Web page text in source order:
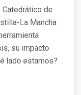
Catedrático de
La Mancha
su impacto
lado estamos?